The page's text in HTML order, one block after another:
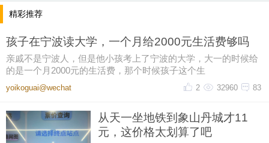
精彩推荐
孩子在宁波读大学，一个月给2000元生活费够吗
亲戚不是宁波人，但是他小孩考上了宁波的大学，大一的时候给
的是一个月2000元的生活费，那个时候孩子这个生
yoikoguai@wechat 83
32960
2
从天一坐地铁到象山丹城才11
元，这价格太划算了吧